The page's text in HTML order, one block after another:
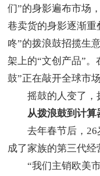
们”的身影遍布市场
巷卖货的身影逐渐重
咚”的拨浪鼓招揽生
架上的“文创产品”
鼓”正在敲开全球市
摇鼓的人变了，拨
从拨浪鼓到计算
去年春节后，26
成了家族的第三代经
“我们主销欧美市